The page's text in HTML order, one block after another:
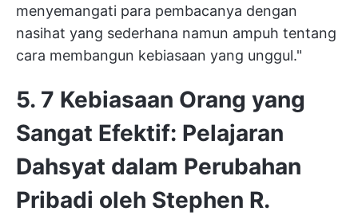
menyemangati para pembacanya dengan
nasihat yang sederhana namun ampuh tentang
cara membangun kebiasaan yang unggul."
5. 7 Kebiasaan Orang yang
Sangat Efektif: Pelajaran
Dahsyat dalam Perubahan
Pribadi oleh Stephen R.